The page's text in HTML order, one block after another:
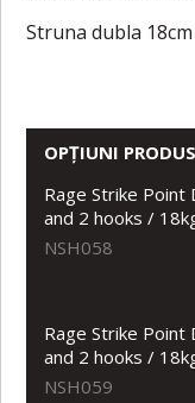
Struna dubla
OPȚIUNI PRODUS
Rage Strike Point
and 2 hooks /
NSH058
Rage Strike Point
and 2 hooks /
NSH059